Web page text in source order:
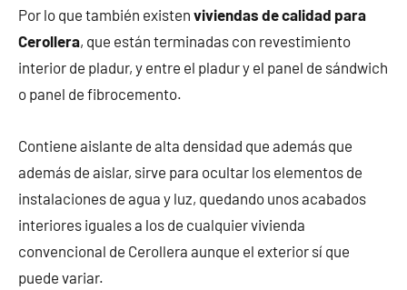
Por lo que también existen viviendas de calidad para
Cerollera, que están terminadas con revestimiento
interior de pladur, y entre el pladur y el panel de sándwich
o panel de fibrocemento.
Contiene aislante de alta densidad que además que
además de aislar, sirve para ocultar los elementos de
instalaciones de agua y luz, quedando unos acabados
interiores iguales a los de cualquier vivienda
convencional de Cerollera aunque el exterior sí que
puede variar.